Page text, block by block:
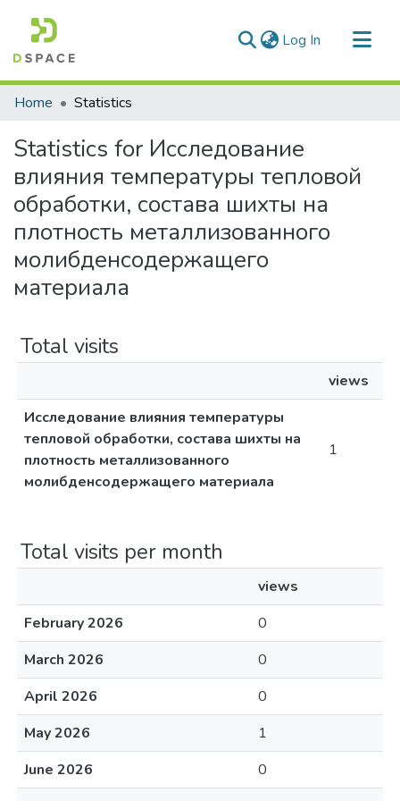
Log In (current)
Communities & Collections
Home Statistics
Statistics for Исследование
влияния температуры тепловой
обработки, состава шихты на
плотность металлизованного
молибденсодержащего
материала
Total visits
views
Исследование влияния температуры
тепловой обработки, состава шихты на
плотность металлизованного
молибденсодержащего материала
1
Total visits per month
views
February 2026
0
March 2026
0
April 2026
0
May 2026
1
June 2026
0